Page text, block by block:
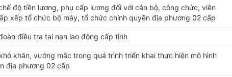
độ tiền lương, phụ cấp lương đối với cán bộ, công chức, viên
xếp tổ chức bộ máy, tổ chức chính quyền địa phương 02 cấp
điều tra tai nạn lao động cấp tỉnh
khăn, vướng mắc trong quá trình triển khai thực hiện mô hình
địa phương 02 cấp